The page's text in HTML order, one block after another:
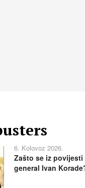
6. Kolovoz 2026.
Zašto se iz
general Ivan